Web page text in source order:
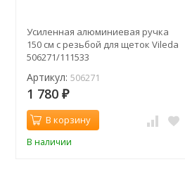
Усиленная алюминиевая ручка
150 см с резьбой для щеток Vileda
506271/111533
Артикул: 506271
1 780 ₽
В корзину
В наличии